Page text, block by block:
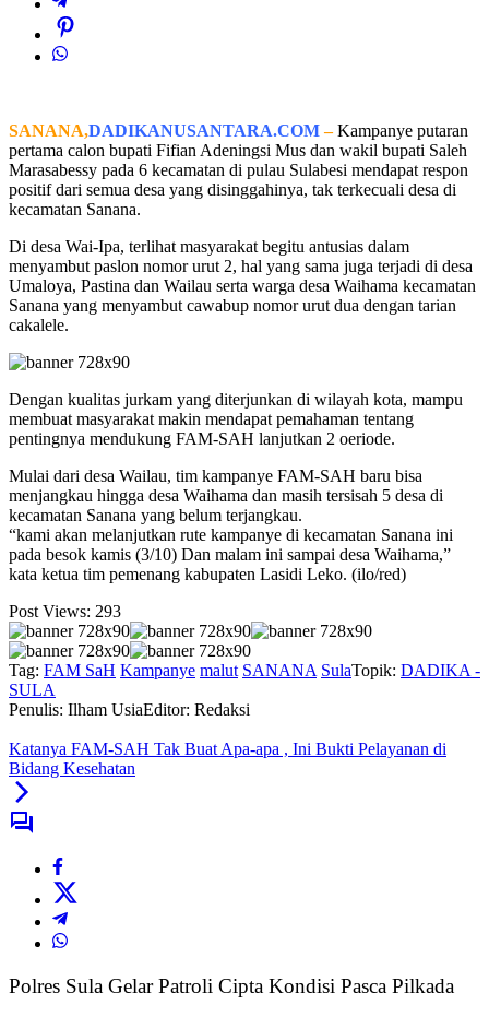
SANANA,DADIKANUSANTARA.COM–Kampanye putaran
pertama calon bupati Fifian Adeningsi Mus dan wakil bupati Saleh
Marasabessy pada 6 kecamatan di pulau Sulabesi mendapat respon
positif dari semua desa yang disinggahinya, tak terkecuali desa di
kecamatan Sanana.
Di desa Wai-Ipa, terlihat masyarakat begitu antusias dalam
menyambut paslon nomor urut 2, hal yang sama juga terjadi di desa
Umaloya, Pastina dan Wailau serta warga desa Waihama kecamatan
Sanana yang menyambut cawabup nomor urut dua dengan tarian
cakalele.
Dengan kualitas jurkam yang diterjunkan di wilayah kota, mampu
membuat masyarakat makin mendapat pemahaman tentang
pentingnya mendukung FAM-SAH lanjutkan 2 oeriode.
Mulai dari desa Wailau, tim kampanye FAM-SAH baru bisa
menjangkau hingga desa Waihama dan masih tersisah 5 desa di
kecamatan Sanana yang belum terjangkau.
“kami akan melanjutkan rute kampanye di kecamatan Sanana ini
pada besok kamis (3/10) Dan malam ini sampai desa Waihama,”
kata ketua tim pemenang kabupaten Lasidi Leko. (ilo/red)
Post Views: 293
Tag: FAM SaH Kampanye malut SANANA SulaTopik: DADIKA -
SULA
Penulis: Ilham UsiaEditor: Redaksi
Katanya FAM-SAH Tak Buat Apa-apa , Ini Bukti Pelayanan di
Bidang Kesehatan
Polres Sula Gelar Patroli Cipta Kondisi Pasca Pilkada